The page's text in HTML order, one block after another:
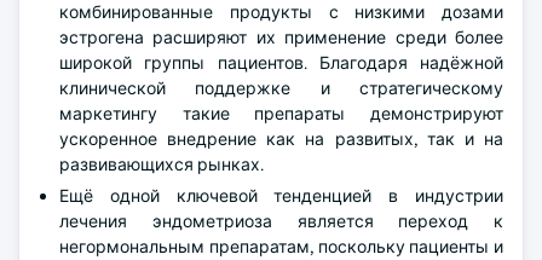
комбинированные продукты с низкими дозами
эстрогена расширяют их применение среди более
широкой группы пациентов. Благодаря надёжной
клинической поддержке и стратегическому
маркетингу такие препараты демонстрируют
ускоренное внедрение как на развитых, так и на
развивающихся рынках.
Ещё одной ключевой тенденцией в индустрии
лечения эндометриоза является переход к
негормональным препаратам, поскольку пациенты и